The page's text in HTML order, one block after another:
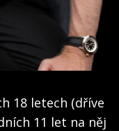
18 letech (dříve
11 let na něj